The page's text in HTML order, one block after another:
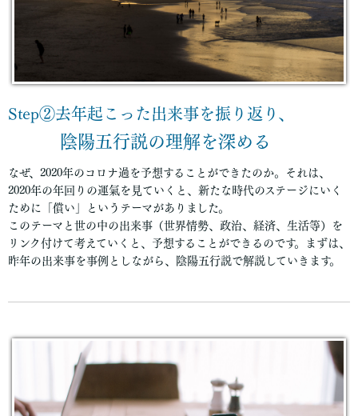
Step②去年起こった出来事を振り返り、
陰陽五行説の理解を深める
なぜ、2020年のコロナ過を予想することができたのか。それは、
2020年の年回りの運氣を見ていくと、新たな時代のステージにいく
ために「償い」というテーマがありました。
このテーマと世の中の出来事（世界情勢、政治、経済、生活等）を
リンク付けて考えていくと、予想することができるのです。まずは、
昨年の出来事を事例としながら、陰陽五行説で解説していきます。